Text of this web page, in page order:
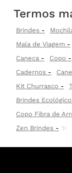
Termos
Brindes
Mala de Viagem
Caneca
Copo
Cadernos
Kit Churrasco
Brindes
Copo Fibra de
Zen Brindes
✨